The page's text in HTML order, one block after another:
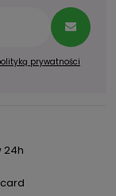
prywatności
24h